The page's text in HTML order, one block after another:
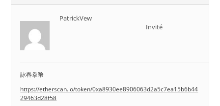
PatrickVew
Invité
詠春拳幣
https://etherscan.io/token/0xa8930ee8906063d2a5c7ea15b6b44
29463d28f58